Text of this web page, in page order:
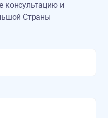
консультацию и
Страны